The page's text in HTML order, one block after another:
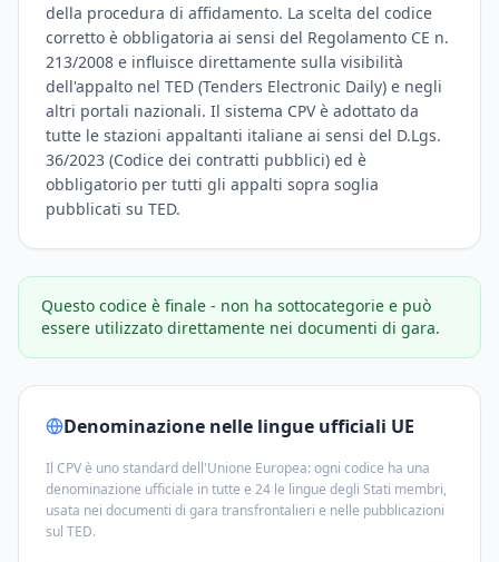
della procedura di affidamento. La scelta del codice
corretto è obbligatoria ai sensi del Regolamento CE n.
213/2008 e influisce direttamente sulla visibilità
dell'appalto nel TED (Tenders Electronic Daily) e negli
altri portali nazionali. Il sistema CPV è adottato da
tutte le stazioni appaltanti italiane ai sensi del D.Lgs.
36/2023 (Codice dei contratti pubblici) ed è
obbligatorio per tutti gli appalti sopra soglia
pubblicati su TED.
Questo codice è finale - non ha sottocategorie e può
essere utilizzato direttamente nei documenti di gara.
Denominazione nelle lingue ufficiali UE
Il CPV è uno standard dell'Unione Europea: ogni codice ha una
denominazione ufficiale in tutte e 24 le lingue degli Stati membri,
usata nei documenti di gara transfrontalieri e nelle pubblicazioni
sul TED.